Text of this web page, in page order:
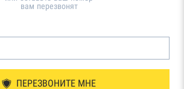
вам перезвонят
ПЕРЕЗВОНИТЕ МНЕ